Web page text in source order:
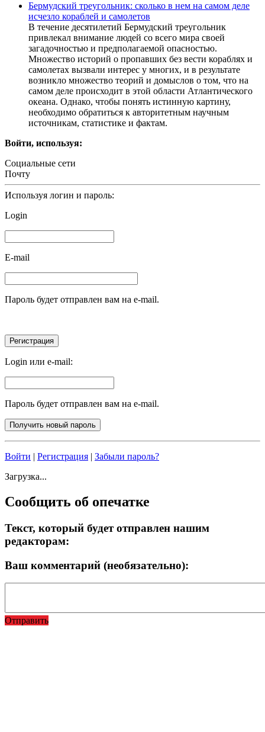
Бермудский треугольник: сколько в нем на самом деле
исчезло кораблей и самолетов
В течение десятилетий Бермудский треугольник
привлекал внимание людей со всего мира своей
загадочностью и предполагаемой опасностью.
Множество историй о пропавших без вести кораблях и
самолетах вызвали интерес у многих, и в результате
возникло множество теорий и домыслов о том, что на
самом деле происходит в этой области Атлантического
океана. Однако, чтобы понять истинную картину,
необходимо обратиться к авторитетным научным
источникам, статистике и фактам.
Войти, используя:
Социальные сети
Почту
Используя логин и пароль:
Login
E-mail
Пароль будет отправлен вам на e-mail.
Login или e-mail:
Пароль будет отправлен вам на e-mail.
Войти | Регистрация | Забыли пароль?
Загрузка...
Сообщить об опечатке
Текст, который будет отправлен нашим
редакторам:
Ваш комментарий (необязательно):
Отправить